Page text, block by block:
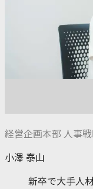
経営企画本部 人事
小澤 泰山
新卒で大手人